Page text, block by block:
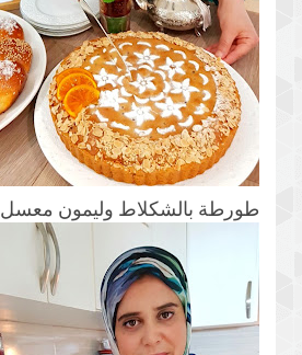
طورطة بالشكلاط وليمون معسل